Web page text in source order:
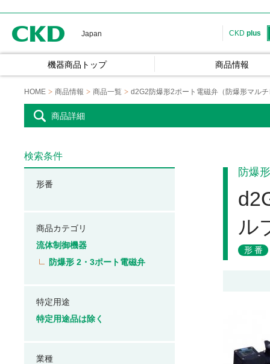
Japan CKD plus
機器商品トップ 商品情報
HOME 商品情報 商品一覧 d2G2防爆形2ポート電磁弁（防爆形マル
商品詳細
防爆
ル
形番
検索条件
形番
商品カテゴリ
流体制御機器
防爆形 2・3ポート電磁弁
特定用途
特定用途品は除く
業種